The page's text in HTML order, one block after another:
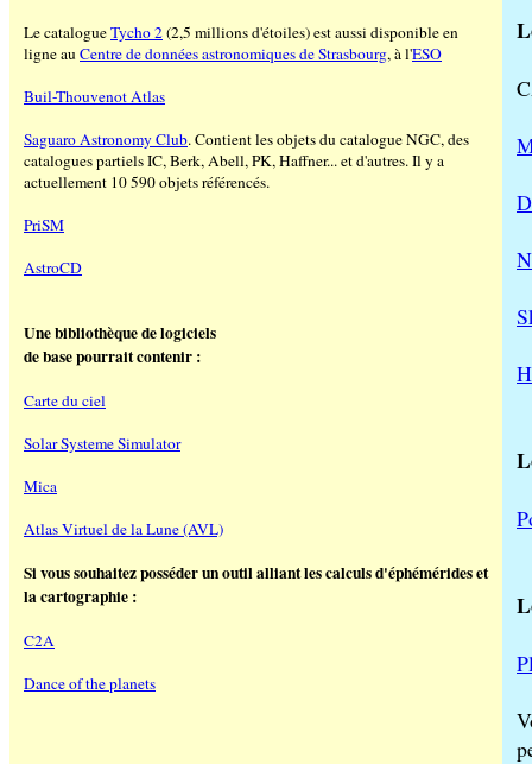
Le catalogueTycho 2(2,5 millions d'étoiles) est aussi disponible en
ligne auCentre de données astronomiques de Strasbourg, à l'ESO
Buil-Thouvenot Atlas
Saguaro Astronomy Club. Contient les objets du catalogue NGC, des
catalogues partiels IC, Berk, Abell, PK, Haffner... et d'autres. Il y a
actuellement 10 590 objets référencés.
PriSM
AstroCD
Une bibliothèque de logiciels
de base pourrait contenir :
Carte du ciel
Solar Systeme Simulator
Mica
Atlas Virtuel de la Lune (AVL)
Si vous souhaitez posséder un outil alliant les calculs d'éphémérides et
la cartographie :
C2A
Dance of the planets